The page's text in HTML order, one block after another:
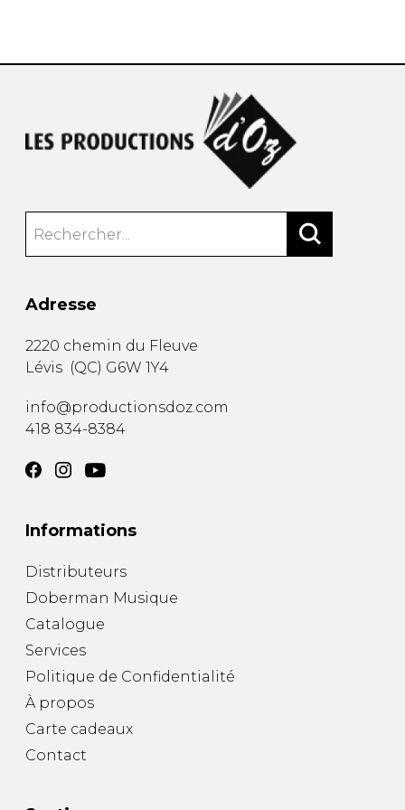
Adresse
2220 chemin du Fleuve
Lévis (QC) G6W 1Y4
info@productionsdoz.com
418 834-8384
Informations
Distributeurs
Doberman Musique
Catalogue
Services
Politique de Confidentialité
À propos
Carte cadeaux
Contact